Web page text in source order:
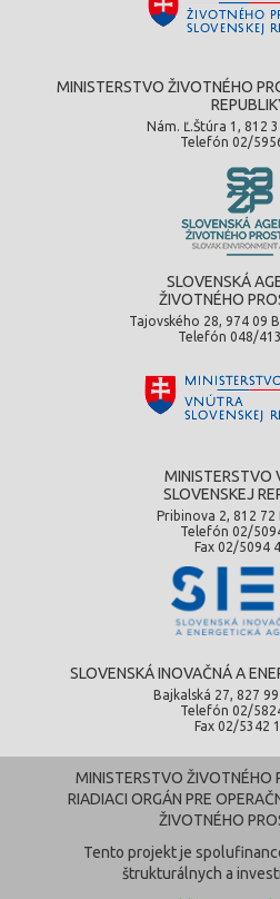
MINISTERSTVO ŽIVOTNÉHO
Nám. Ľ.Štúra 1, 812
Telefón 02/
SLOVENSKÁ
ŽIVOTNÉHO
Tajovského 28, 974 09
Telefón 048/
MINISTERSTVO
SLOVENSKEJ
Pribinova 2, 812 72
Telefón 02/
Fax 02/5094
SLOVENSKÁ INOVAČNÁ A
Bajkalská 27, 827
Telefón 02/
Fax 02/5342
MINISTERSTVO ŽIVOTNÉHO
RIADIACI ORGÁN PRE
ŽIVOTNÉHO
Tento projekt je
štrukturálnych a